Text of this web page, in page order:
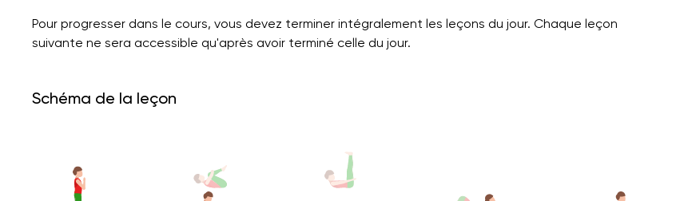
Pour progresser dans le cours, vous devez terminer intégralement les leçons du jour. Chaque leçon
suivante ne sera accessible qu'après avoir terminé celle du jour.
Schéma de la leçon